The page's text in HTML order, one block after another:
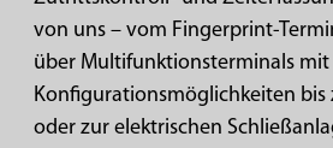
von uns – vom Fingerprint-
über Multifunktionsterminals
Konfigurationsmöglichkeiten bis
oder zur elektrischen